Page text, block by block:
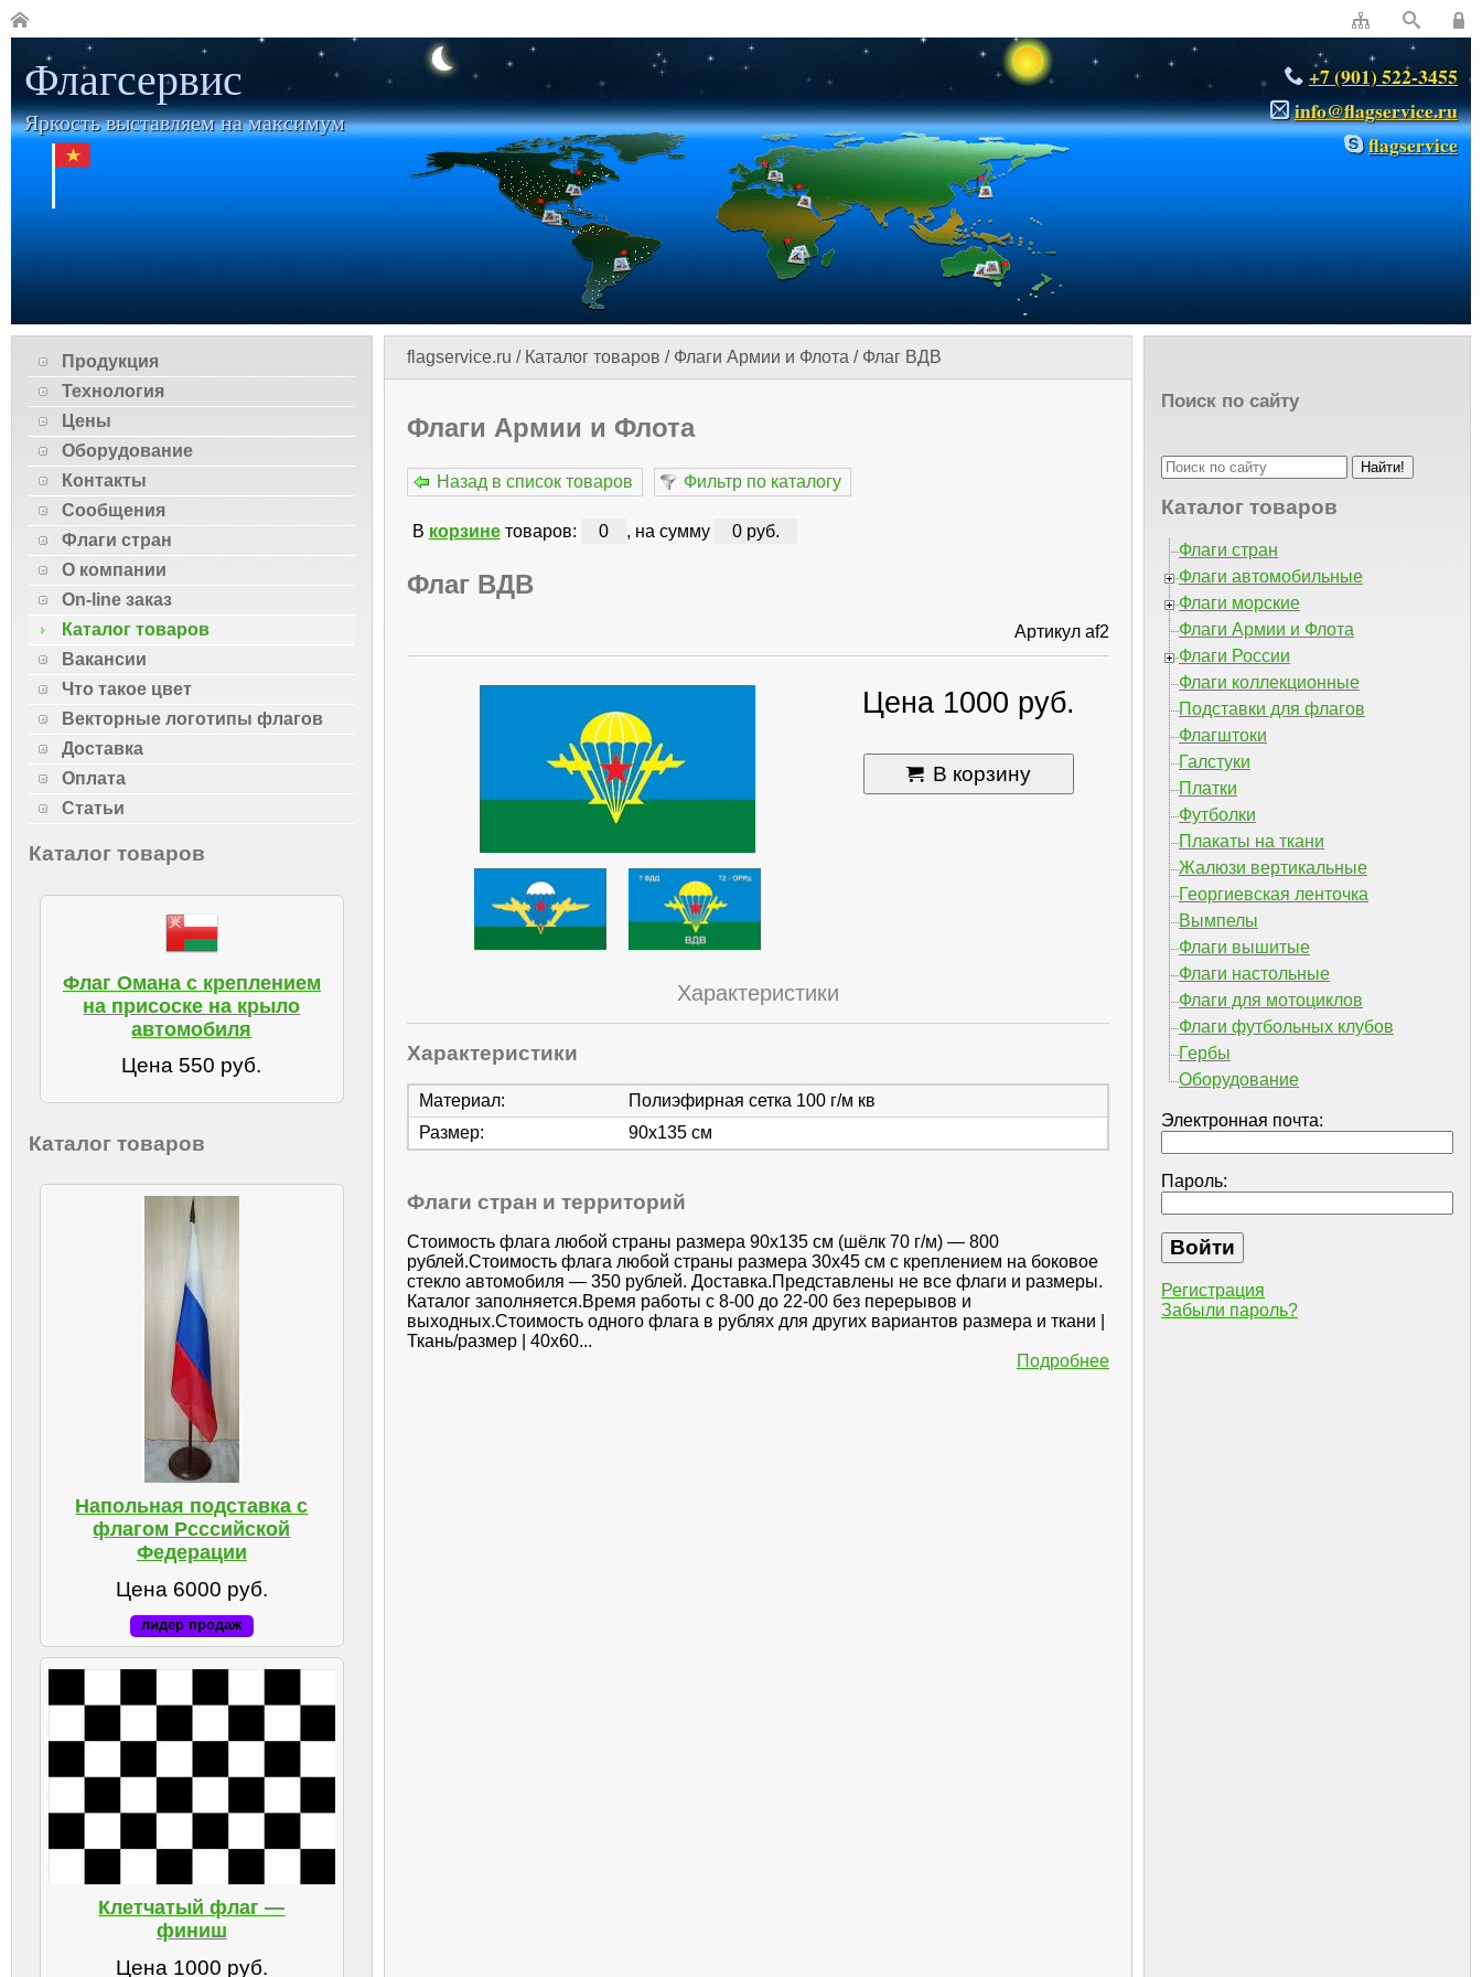
Флагсервис
Яркость выставляем на максимум
+7 (901) 522-3455
info@flagservice.ru
flagservice
flagservice.ru / Каталог товаров / Флаги Армии и Флота / Флаг ВДВ
Флаги Армии и Флота
Назад в список товаров Фильтр по каталогу
В корзинетоваров: 0 , на сумму 0 руб.
Флаг ВДВ
Артикул af2
Цена 1000 руб.
В корзину
Характеристики
Характеристики
Материал:
Полиэфирная сетка 100 г/м кв
Размер:
90х135 см
Флаги стран и территорий
Стоимость флага любой страны размера 90х135 см (шёлк 70 г/м) — 800
рублей.Стоимость флага любой страны размера 30x45 см с креплением на боковое
стекло автомобиля — 350 рублей. Доставка.Представлены не все флаги и размеры.
Каталог заполняется.Время работы с 8-00 до 22-00 без перерывов и
выходных.Стоимость одного флага в рублях для других вариантов размера и ткани |
Ткань/размер | 40х60...
Подробнее
Продукция
Технология
Цены
Оборудование
Контакты
Сообщения
Флаги стран
О компании
On-line заказ
Каталог товаров
Вакансии
Что такое цвет
Векторные логотипы флагов
Доставка
Оплата
Статьи
Каталог товаров
Флаг Омана с креплением
на присоске на крыло
автомобиля
Цена 550 руб.
Каталог товаров
Напольная подставка с
флагом Рсссийской
Федерации
Цена 6000 руб.
лидер продаж
Клетчатый флаг —
финиш
Цена 1000 руб.
Поиск по сайту
Каталог товаров
Флаги стран
Флаги автомобильные
Флаги морские
Флаги Армии и Флота
Флаги России
Флаги коллекционные
Подставки для флагов
Флагштоки
Галстуки
Платки
Футболки
Плакаты на ткани
Жалюзи вертикальные
Георгиевская ленточка
Вымпелы
Флаги вышитые
Флаги настольные
Флаги для мотоциклов
Флаги футбольных клубов
Гербы
Оборудование
Электронная почта:
Пароль:
Регистрация
Забыли пароль?